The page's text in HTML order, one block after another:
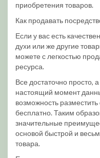
приобретения товаров.
Как продавать
Если у вас есть
духи или же другие
можете с легкостью
ресурса.
Все достаточно просто,
настоящий момент
возможность
бесплатно. Таким
значительные
основой быстрой и
товара.